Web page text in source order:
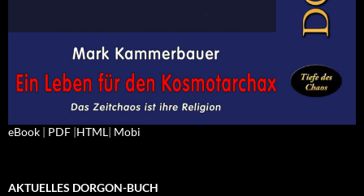
eBook | PDF |HTML| Mobi
AKTUELLES DORGON-BUCH